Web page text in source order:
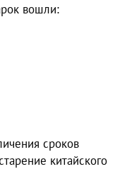
вошли:
сроков
китайского